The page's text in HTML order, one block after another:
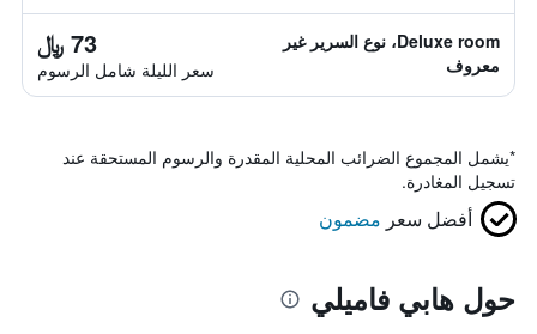
Deluxe room، نوع السرير غير
معروف
73 ﷼
سعر الليلة شامل الرسوم
*يشمل المجموع الضرائب المحلية المقدرة والرسوم المستحقة عند
تسجيل المغادرة.
أفضل سعر مضمون
حول هابي فاميلي